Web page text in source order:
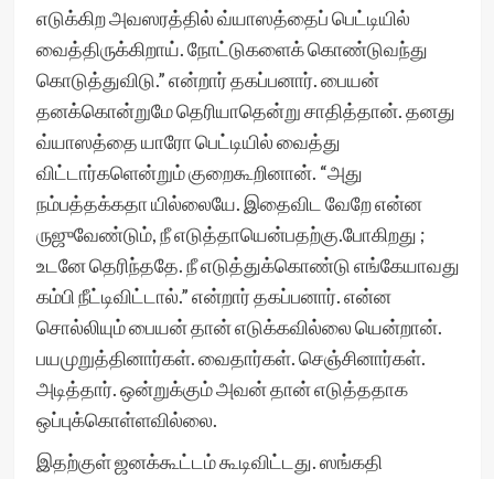
எடுக்கிற அவஸரத்தில் வ்யாஸத்தைப் பெட்டியில்
வைத்திருக்கிறாய். நோட்டுகளைக் கொண்டுவந்து
கொடுத்துவிடு.” என்றார் தகப்பனார். பையன்
தனக்கொன்றுமே தெரியாதென்று சாதித்தான். தனது
வ்யாஸத்தை யாரோ பெட்டியில் வைத்து
விட்டார்களென்றும் குறைகூறினான். “அது
நம்பத்தக்கதா யில்லையே. இதைவிட வேறே என்ன
ருஜுவேண்டும், நீ எடுத்தாயென்பதற்கு.போகிறது ;
உடனே தெரிந்ததே. நீ எடுத்துக்கொண்டு எங்கேயாவது
கம்பி நீட்டிவிட்டால்.” என்றார் தகப்பனார். என்ன
சொல்லியும் பையன் தான் எடுக்கவில்லை யென்றான்.
பயமுறுத்தினார்கள். வைதார்கள். செஞ்சினார்கள்.
அடித்தார். ஒன்றுக்கும் அவன் தான் எடுத்ததாக
ஒப்புக்கொள்ளவில்லை.
இதற்குள் ஜனக்கூட்டம் கூடிவிட்டது. ஸங்கதி